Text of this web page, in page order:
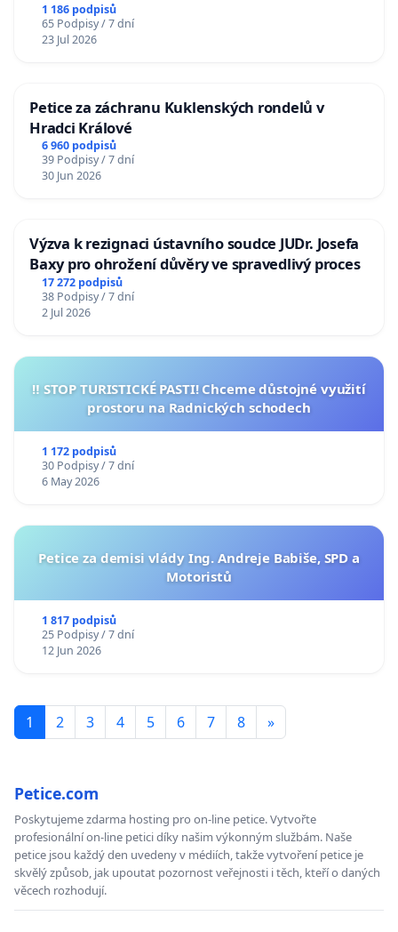
1 186 podpisů
65 Podpisy / 7 dní
23 Jul 2026
Petice za záchranu Kuklenských rondelů v
Hradci Králové
6 960 podpisů
39 Podpisy / 7 dní
30 Jun 2026
Výzva k rezignaci ústavního soudce JUDr. Josefa
Baxy pro ohrožení důvěry ve spravedlivý proces
17 272 podpisů
38 Podpisy / 7 dní
2 Jul 2026
‼️ STOP TURISTICKÉ PASTI! Chceme důstojné využití
prostoru na Radnických schodech
1 172 podpisů
30 Podpisy / 7 dní
6 May 2026
Petice za demisi vlády Ing. Andreje Babiše, SPD a
Motoristů
1 817 podpisů
25 Podpisy / 7 dní
12 Jun 2026
1 2 3 4 5 6 7 8 »
Petice.com
Poskytujeme zdarma hosting pro on-line petice. Vytvořte
profesionální on-line petici díky našim výkonným službám. Naše
petice jsou každý den uvedeny v médiích, takže vytvoření petice je
skvělý způsob, jak upoutat pozornost veřejnosti i těch, kteří o daných
věcech rozhodují.